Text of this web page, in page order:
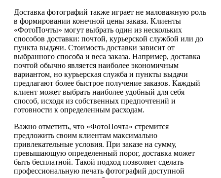
Доставка фотографий также играет не маловажную роль
в формировании конечной цены заказа. Клиенты
«ФотоПочты» могут выбрать один из нескольких
способов доставки: почтой, курьерской службой или до
пункта выдачи. Стоимость доставки зависит от
выбранного способа и веса заказа. Например, доставка
почтой обычно является наиболее экономичным
вариантом, но курьерская служба и пункты выдачи
предлагают более быстрое получение заказов. Каждый
клиент может выбрать наиболее удобный для себя
способ, исходя из собственных предпочтений и
готовности к определенным расходам.
Важно отметить, что «ФотоПочта» стремится
предложить своим клиентам максимально
привлекательные условия. При заказе на сумму,
превышающую определенный порог, доставка может
быть бесплатной. Такой подход позволяет сделать
профессиональную печать фотографий доступной